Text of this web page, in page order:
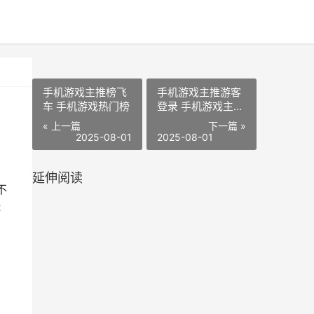
手机游戏主推榜飞
车 手机游戏热门榜
« 上一篇
2025-08-01
手机游戏主推游客
登录 手机游戏主推
游戏排行榜下一篇 »
2025-08-01
延伸阅读